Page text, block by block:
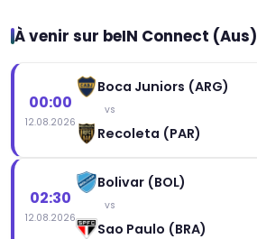
À venir sur beIN Connect (Aus)
00:00
12.08.2026
Boca Juniors (ARG)
vs
Recoleta (PAR)
02:30
12.08.2026
Bolivar (BOL)
vs
Sao Paulo (BRA)